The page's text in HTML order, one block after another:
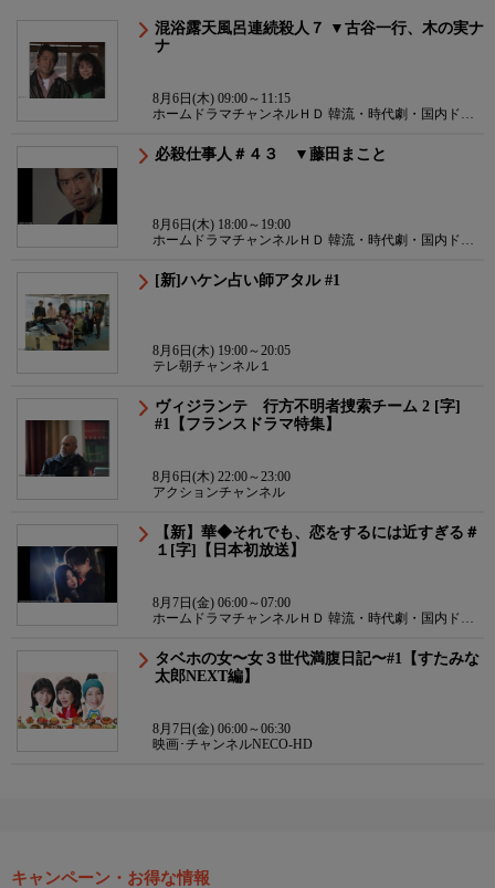
混浴露天風呂連続殺人７ ▼古谷一行、木の実ナ
ナ
8月6日(木) 09:00～11:15
ホームドラマチャンネルＨＤ 韓流・時代劇・国内ドラ
必殺仕事人＃４３ ▼藤田まこと
8月6日(木) 18:00～19:00
ホームドラマチャンネルＨＤ 韓流・時代劇・国内ドラ
[新]ハケン占い師アタル #1
8月6日(木) 19:00～20:05
テレ朝チャンネル１
ヴィジランテ 行方不明者捜索チーム 2 [字]
#1【フランスドラマ特集】
8月6日(木) 22:00～23:00
アクションチャンネル
【新】華◆それでも、恋をするには近すぎる＃
１[字]【日本初放送】
8月7日(金) 06:00～07:00
ホームドラマチャンネルＨＤ 韓流・時代劇・国内ドラ
タベホの女〜女３世代満腹日記〜#1【すたみな
太郎NEXT編】
8月7日(金) 06:00～06:30
映画･チャンネルNECO-HD
キャンペーン・お得な情報